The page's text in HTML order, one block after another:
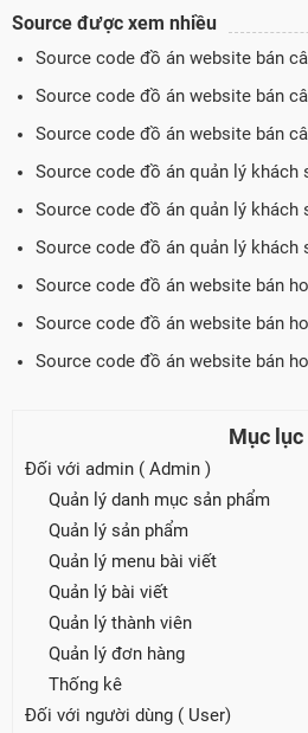
Source được xem nhiều
Source code đồ án website bán
Source code đồ án website bán
Source code đồ án website bán
Source code đồ án quản lý khách
Source code đồ án quản lý khách
Source code đồ án quản lý khách
Source code đồ án website bán
Source code đồ án website bán
Source code đồ án website bán
Mục lục
Đối với admin ( Admin )
Quản lý danh mục sản phẩm
Quản lý sản phẩm
Quản lý menu bài viết
Quản lý bài viết
Quản lý thành viên
Quản lý đơn hàng
Thống kê
Đối với người dùng ( User)